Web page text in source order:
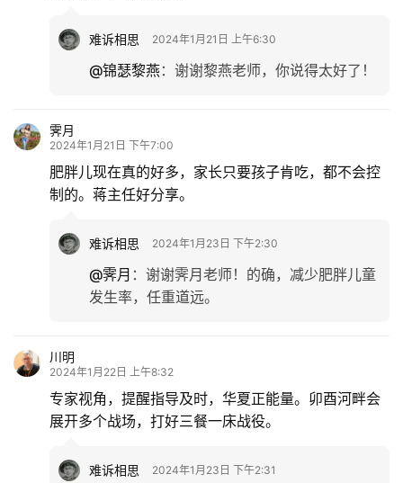
难诉相思 2024年1月21日 上午6:30
@锦瑟黎燕： 谢谢黎燕老师，你说得太好了！
霁月
2024年1月21日 下午7:00
肥胖儿现在真的好多，家长只要孩子肯吃，都不会控
制的。蒋主任好分享。
难诉相思 2024年1月23日 下午2:30
@霁月 ： 谢谢霁月老师！的确，减少肥胖儿童
发生率，任重道远。
川明
2024年1月22日 上午8:32
专家视角，提醒指导及时，华夏正能量。卯酉河畔会
展开多个战场，打好三餐一床战役。
难诉相思 2024年1月23日 下午2:31